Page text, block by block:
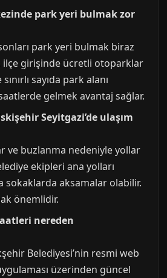
park yeri bulmak zor
park yeri bulmak biraz
ilçe girişinde ücretli otoparklar
sayıda park alanı
gelmek avantaj sağlar.
Seyitgazi’de ulaşım
ve buzlanma nedeniyle yollar
ekipleri ana yolları
sokaklarda aksamalar olabilir.
önemlidir.
nereden
Belediyesi’nin resmi web
üzerinden güncel